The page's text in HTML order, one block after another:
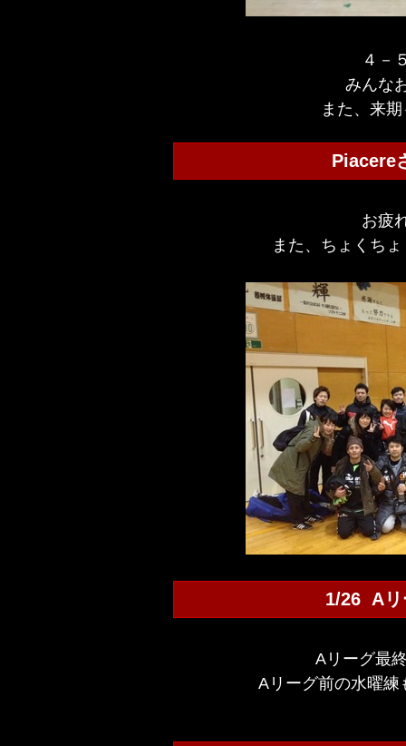
４－
みんな
また、来
Piacere
お疲
また、ちょくち
1/26 Aリ
Aリーグ最
Aリーグ前の水曜練